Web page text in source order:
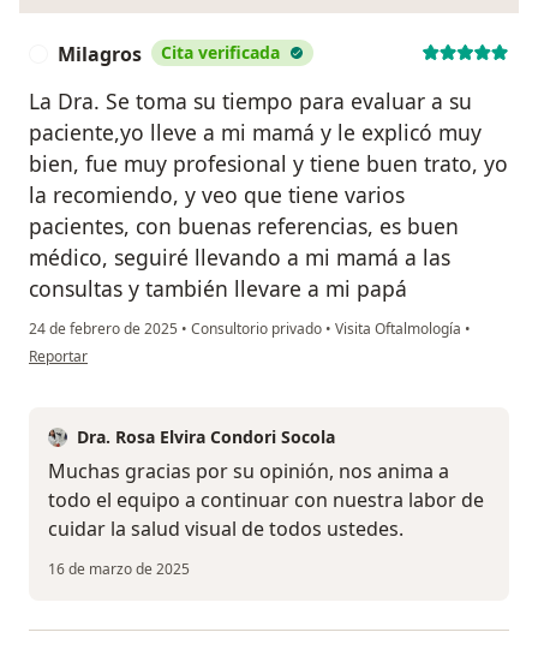
Milagros Cita verificada
La Dra. Se toma su tiempo para evaluar a su
paciente,yo lleve a mi mamá y le explicó muy
bien, fue muy profesional y tiene buen trato, yo
la recomiendo, y veo que tiene varios
pacientes, con buenas referencias, es buen
médico, seguiré llevando a mi mamá a las
consultas y también llevare a mi papá
24 de febrero de 2025 • Consultorio privado • Visita Oftalmología •
en opinión del usuario Milagros
Reportar
Dra. Rosa Elvira Condori Socola
Muchas gracias por su opinión, nos anima a
todo el equipo a continuar con nuestra labor de
cuidar la salud visual de todos ustedes.
16 de marzo de 2025